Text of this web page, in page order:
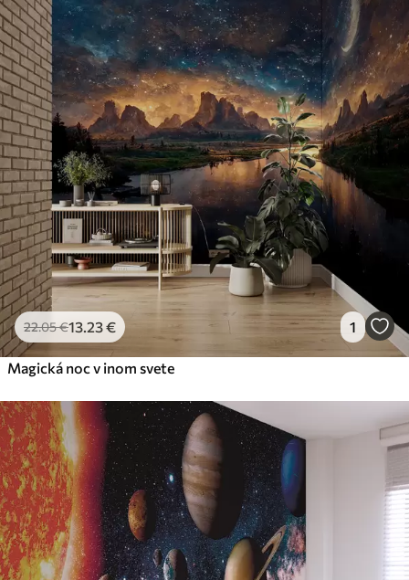
22.05€13 .23€ 1
Magická noc v inom svete